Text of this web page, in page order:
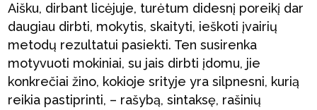
Aišku, dirbant licėjuje, turėtum didesnį poreikį dar
daugiau dirbti, mokytis, skaityti, ieškoti įvairių
metodų rezultatui pasiekti. Ten susirenka
motyvuoti mokiniai, su jais dirbti įdomu, jie
konkrečiai žino, kokioje srityje yra silpnesni, kurią
reikia pastiprinti, – rašybą, sintaksę, rašinių